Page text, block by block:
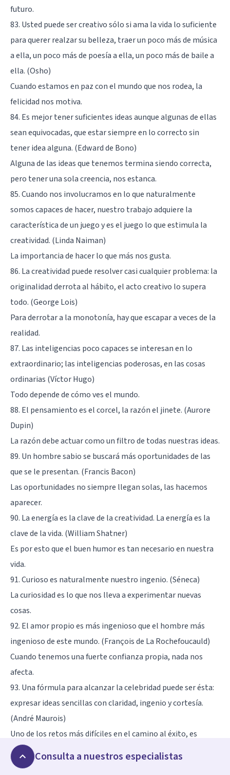
futuro.
83. Usted puede ser creativo sólo si ama la vida lo suficiente
para querer realzar su belleza, traer un poco más de música
a ella, un poco más de poesía a ella, un poco más de baile a
ella. (Osho)
Cuando estamos en paz con el mundo que nos rodea, la
felicidad nos motiva.
84. Es mejor tener suficientes ideas aunque algunas de ellas
sean equivocadas, que estar siempre en lo correcto sin
tener idea alguna. (Edward de Bono)
Alguna de las ideas que tenemos termina siendo correcta,
pero tener una sola creencia, nos estanca.
85. Cuando nos involucramos en lo que naturalmente
somos capaces de hacer, nuestro trabajo adquiere la
característica de un juego y es el juego lo que estimula la
creatividad. (Linda Naiman)
La importancia de hacer lo que más nos gusta.
86. La creatividad puede resolver casi cualquier problema: la
originalidad derrota al hábito, el acto creativo lo supera
todo. (George Lois)
Para derrotar a la monotonía, hay que escapar a veces de la
realidad.
87. Las inteligencias poco capaces se interesan en lo
extraordinario; las inteligencias poderosas, en las cosas
ordinarias (Víctor Hugo)
Todo depende de cómo ves el mundo.
88. El pensamiento es el corcel, la razón el jinete. (Aurore
Dupin)
La razón debe actuar como un filtro de todas nuestras ideas.
89. Un hombre sabio se buscará más oportunidades de las
que se le presentan. (Francis Bacon)
Las oportunidades no siempre llegan solas, las hacemos
aparecer.
90. La energía es la clave de la creatividad. La energía es la
clave de la vida. (William Shatner)
Es por esto que el buen humor es tan necesario en nuestra
vida.
91. Curioso es naturalmente nuestro ingenio. (Séneca)
La curiosidad es lo que nos lleva a experimentar nuevas
cosas.
92. El amor propio es más ingenioso que el hombre más
ingenioso de este mundo. (François de La Rochefoucauld)
Cuando tenemos una fuerte confianza propia, nada nos
afecta.
93. Una fórmula para alcanzar la celebridad puede ser ésta:
expresar ideas sencillas con claridad, ingenio y cortesía.
(André Maurois)
Uno de los retos más difíciles en el camino al éxito, es
mantener la humildad.
94. ¿Quién se atreverá a poner límites al ingenio de los
Consulta a nuestros especialistas